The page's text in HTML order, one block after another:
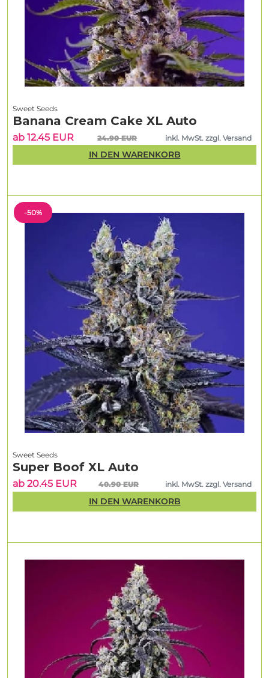
-50%
Sweet Seeds
Super Boof XL Auto
ab 20.45 EUR 40.90 EUR inkl. MwSt. zzgl. Versand
IN DEN WARENKORB
Sweet Seeds
Banana Cream Cake XL Auto
ab 12.45 EUR 24.90 EUR inkl. MwSt. zzgl. Versand
IN DEN WARENKORB